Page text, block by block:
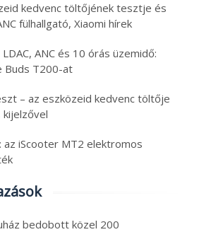
kedvenc töltőjének tesztje és
fülhallgató, Xiaomi hírek
ANC és 10 órás üzemidő:
Buds T200-at
– az eszközeid kedvenc töltője
az iScooter MT2 elektromos
bedobott közel 200